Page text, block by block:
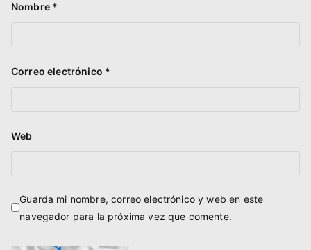
Nombre *
Correo electrónico *
Web
Guarda mi nombre, correo electrónico y web en este
navegador para la próxima vez que comente.